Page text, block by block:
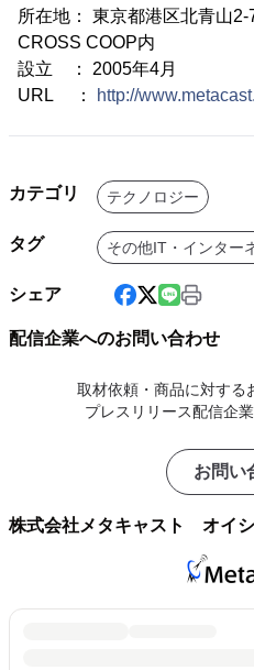
所在地： 東京都港区北青山
CROSS COOP内
設立 ： 2005年4月
URL ：
http://
カテゴリ テクノロジー
タグ その他IT・インター
シェア
配信企業へのお問い合わせ
取材依頼・商品に対する
プレスリリース配信企
お問い
株式会社メタキャスト オイ